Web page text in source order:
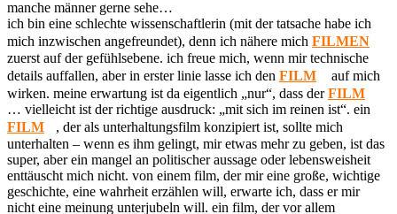
manche männer gerne sehe…
ich bin eine schlechte wissenschaftlerin (mit der tatsache habe ich
mich inzwischen angefreundet), denn ich nähere mich FILMEN
zuerst auf der gefühlsebene. ich freue mich, wenn mir technische
details auffallen, aber in erster linie lasse ich den FILM
auf mich
wirken. meine erwartung ist da eigentlich „nur“, dass derFILM
… vielleicht ist der richtige ausdruck: „mit sich im reinen ist“. ein
FILM
, der als unterhaltungsfilm konzipiert ist, sollte mich
unterhalten – wenn es ihm gelingt, mir etwas mehr zu geben, ist das
super, aber ein mangel an politischer aussage oder lebensweisheit
enttäuscht mich nicht. von einem film, der mir eine große, wichtige
geschichte, eine wahrheit erzählen will, erwarte ich, dass er mir
nicht eine meinung unterjubeln will. ein film, der vor allem